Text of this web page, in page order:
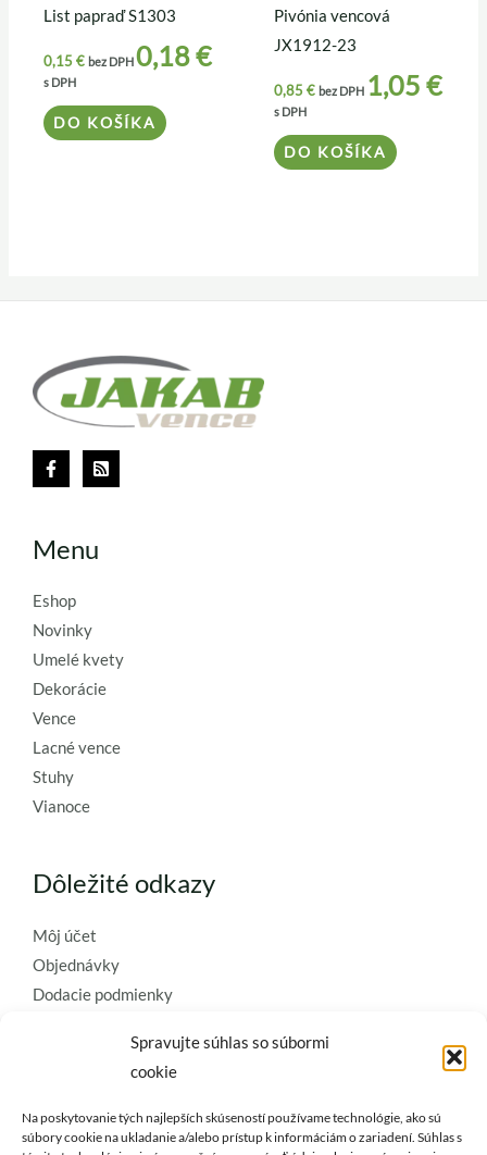
Spravujte súhlas so súbormi
cookie
Na poskytovanie tých najlepších skúseností používame technológie, ako sú
súbory cookie na ukladanie a/alebo prístup k informáciám o zariadení. Súhlas s
List papraď S1303
0,15€ bez DPH0,18€
s DPH
DO KOŠÍKA
Pivónia vencová
JX1912-23
0,85€ bez DPH 1,05 €
s DPH
DO KOŠÍKA
Menu
Eshop
Novinky
Umelé kvety
Dekorácie
Vence
Lacné vence
Stuhy
Vianoce
Dôležité odkazy
Môj účet
Objednávky
Dodacie podmienky
Ochrana osobných údajov
Zásady používania súborov cookie
Kontaktujte nás a požiadajte o